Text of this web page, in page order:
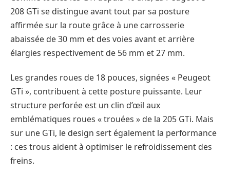
208 GTi se distingue avant tout par sa posture
affirmée sur la route grâce à une carrosserie
abaissée de 30 mm et des voies avant et arrière
élargies respectivement de 56 mm et 27 mm.
Les grandes roues de 18 pouces, signées « Peugeot
GTi », contribuent à cette posture puissante. Leur
structure perforée est un clin d’œil aux
emblématiques roues « trouées » de la 205 GTi. Mais
sur une GTi, le design sert également la performance
: ces trous aident à optimiser le refroidissement des
freins.